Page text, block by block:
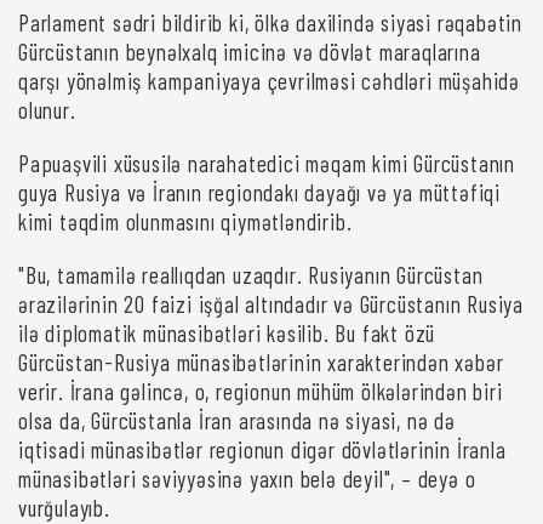
Parlament sədri bildirib ki, ölkə daxilində siyasi rəqabətin
Gürcüstanın beynəlxalq imicinə və dövlət maraqlarına
qarşı yönəlmiş kampaniyaya çevrilməsi cəhdləri müşahidə
olunur.
Papuaşvili xüsusilə narahatedici məqam kimi Gürcüstanın
guya Rusiya və İranın regiondakı dayağı və ya müttəfiqi
kimi təqdim olunmasını qiymətləndirib.
"Bu, tamamilə reallıqdan uzaqdır. Rusiyanın Gürcüstan
ərazilərinin 20 faizi işğal altındadır və Gürcüstanın Rusiya
ilə diplomatik münasibətləri kəsilib. Bu fakt özü
Gürcüstan-Rusiya münasibətlərinin xarakterindən xəbər
verir. İrana gəlincə, o, regionun mühüm ölkələrindən biri
olsa da, Gürcüstanla İran arasında nə siyasi, nə də
iqtisadi münasibətlər regionun digər dövlətlərinin İranla
münasibətləri səviyyəsinə yaxın belə deyil", – deyə o
vurğulayıb.